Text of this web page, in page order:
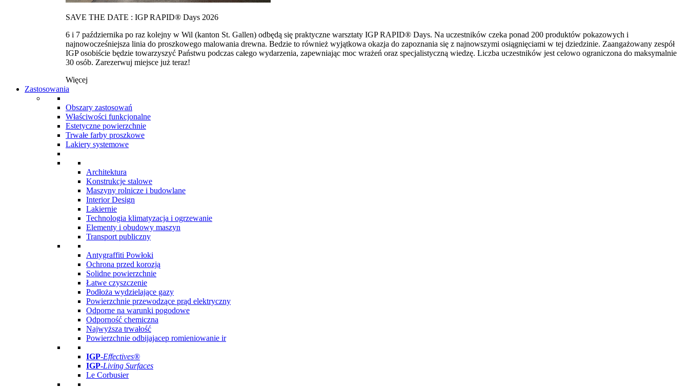
SAVE THE DATE : IGP RAPID® Days 2026
6 i 7 października po raz kolejny w Wil (kanton St. Gallen) odbędą się praktyczne warsztaty IGP RAPID® Days. Na uczestników czeka ponad 200 produktów pokazowych i
najnowocześniejsza linia do proszkowego malowania drewna. Bedzie to również wyjątkowa okazja do zapoznania się z najnowszymi osiągnięciami w tej dziedzinie. Zaangażowany zespół
IGP osobiście będzie towarzyszyć Państwu podczas całego wydarzenia, zapewniając moc wrażeń oraz specjalistyczną wiedzę. Liczba uczestników jest celowo ograniczona do maksymalnie
30 osób. Zarezerwuj miejsce już teraz!
Więcej
Zastosowania
Obszary zastosowań
Właściwości funkcjonalne
Estetyczne powierzchnie
Trwałe farby proszkowe
Lakiery systemowe
Architektura
Konstrukcje stalowe
Maszyny rolnicze i budowlane
Interior Design
Lakiernie
Technologia klimatyzacja i ogrzewanie
Elementy i obudowy maszyn
Transport publiczny
Antygraffiti Powłoki
Ochrona przed korozją
Solidne powierzchnie
Łatwe czyszczenie
Podłoża wydzielające gazy
Powierzchnie przewodzące prąd elektryczny
Odporne na warunki pogodowe
Odporność chemiczna
Najwyższa trwałość
Powierzchnie odbijajacep romieniowanie ir
IGP-Effectives®
IGP-Living Surfaces
Le Corbusier